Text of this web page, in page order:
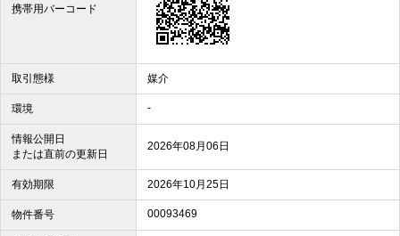
携帯用バーコード
取引態様 媒介
環境 -
情報公開日
または直前の更新日
2026年08月06日
有効期限 2026年10月25日
物件番号 00093469